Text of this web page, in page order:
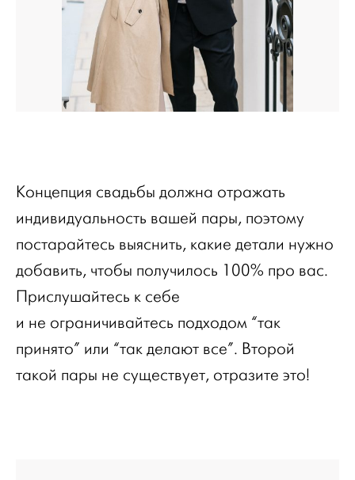
Концепция свадьбы должна отражать
индивидуальность вашей пары, поэтому
постарайтесь выяснить, какие детали нужно
добавить, чтобы получилось 100% про вас.
Прислушайтесь к себе
и не ограничивайтесь подходом “так
принято” или “так делают все”. Второй
такой пары не существует, отразите это!